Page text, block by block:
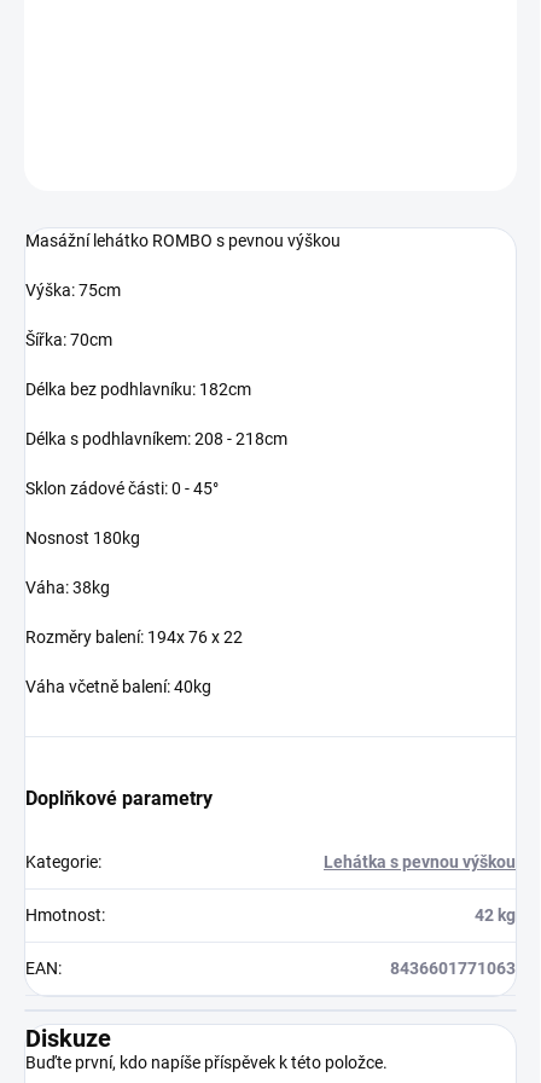
Masážní lehátko ROMBO s pevnou výškou
Výška: 75cm
Šířka: 70cm
Délka bez podhlavníku: 182cm
Délka s podhlavníkem: 208 - 218cm
Sklon zádové části: 0 - 45°
Nosnost 180kg
Váha: 38kg
Rozměry balení: 194x 76 x 22
Váha včetně balení: 40kg
Doplňkové parametry
Kategorie: Lehátka s pevnou výškou
Hmotnost: 42 kg
EAN: 8436601771063
Diskuze
Buďte první, kdo napíše příspěvek k této položce.